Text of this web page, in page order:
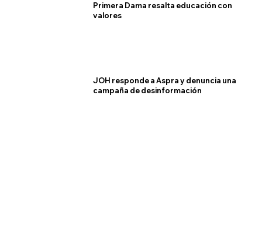
Primera Dama resalta educación con
valores
JOH responde a Aspra y denuncia una
campaña de desinformación